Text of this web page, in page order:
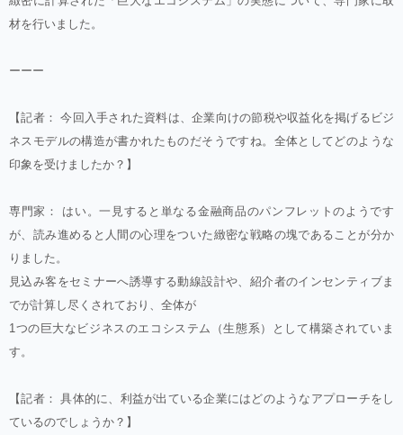
材を行いました。
ーーー
【記者： 今回入手された資料は、企業向けの節税や収益化を掲げるビジ
ネスモデルの構造が書かれたものだそうですね。全体としてどのような
印象を受けましたか？】
専門家： はい。一見すると単なる金融商品のパンフレットのようです
が、読み進めると人間の心理をついた緻密な戦略の塊であることが分か
りました。
見込み客をセミナーへ誘導する動線設計や、紹介者のインセンティブま
でが計算し尽くされており、全体が
1つの巨大なビジネスのエコシステム（生態系）として構築されていま
す。
【記者： 具体的に、利益が出ている企業にはどのようなアプローチをし
ているのでしょうか？】